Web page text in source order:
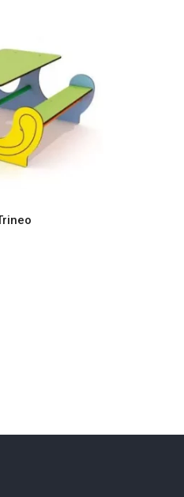
MÁS